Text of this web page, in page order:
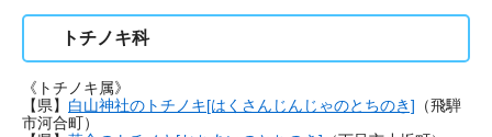
トチノキ科
《トチノキ属》
【県】 白山神社のトチノキ[はくさんじんじゃのとちのき] （飛騨
市河合町）